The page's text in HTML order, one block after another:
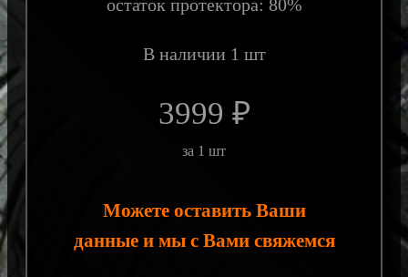
остаток протектора: 80%
В наличии 1 шт
3999 ₽
за 1 шт
Можете оставить Ваши
данные и мы с Вами свяжемся